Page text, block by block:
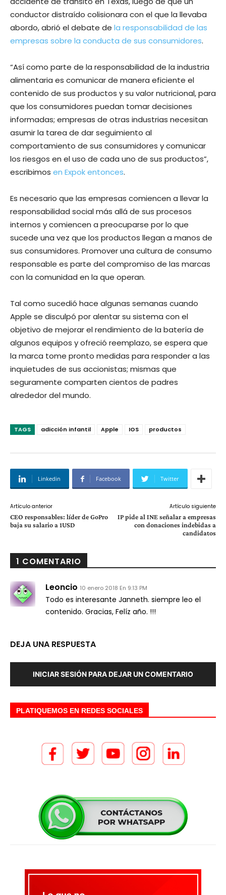
conductor distraído colisionara con el que la llevaba
abordo, abrió el debate de la responsabilidad de las
empresas sobre la conducta de sus consumidores.
“Así como parte de la responsabilidad de la industria
alimentaria es comunicar de manera eficiente el
contenido de sus productos y su valor nutricional, para
que los consumidores puedan tomar decisiones
informadas; empresas de otras industrias necesitan
asumir la tarea de dar seguimiento al
comportamiento de sus consumidores y comunicar
los riesgos en el uso de cada uno de sus productos”,
escribimos en Expok entonces.
Es necesario que las empresas comiencen a llevar la
responsabilidad social más allá de sus procesos
internos y comiencen a preocuparse por lo que
sucede una vez que los productos llegan a manos de
sus consumidores. Promover una cultura de consumo
responsable es parte del compromiso de las marcas
con la comunidad en la que operan.
Tal como sucedió hace algunas semanas cuando
Apple se disculpó por alentar su sistema con el
objetivo de mejorar el rendimiento de la batería de
algunos equipos y ofreció reemplazo, se espera que
la marca tome pronto medidas para responder a las
inquietudes de sus accionistas; mismas que
seguramente comparten cientos de padres
alrededor del mundo.
TAGS adicción infantil Apple IOS productos
Linkedin Facebook Twitter
Artículo anterior
CEO responsables: líder de GoPro
baja su salario a 1USD
Artículo siguiente
IP pide al INE señalar a empresas
con donaciones indebidas a
candidatos
1 COMENTARIO
Leoncio 10 enero 2018 En 9:13 PM
Todo es interesante Janneth. siempre leo el
contenido. Gracias, Felíz año. !!!
DEJA UNA RESPUESTA
INICIAR SESIÓN PARA DEJAR UN COMENTARIO
PLATIQUEMOS EN REDES SOCIALES